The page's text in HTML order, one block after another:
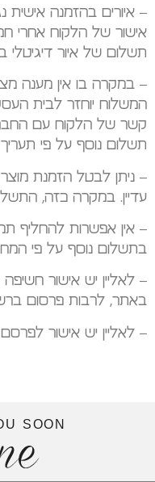
– איורים בהזמנה אישית
אישור של הלקוח אחרי
תשלום של איור דיגיטלי
– במקרה בו אין מענה
המשלוח יוחזר לבית
קשר של הלקוח עם
תשלום נוסף על פי
– ניתן לבטל הזמנת
עדיין. במקרה כזה,
– אין אפשרות להחליף
בתשלום נוסף על פי
– לאליין יש אישור
באתר, לרבות פרסום
– לאליין יש אישור
SOON